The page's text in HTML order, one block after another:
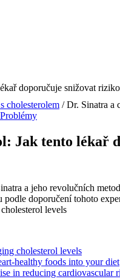
cholesterolem / Dr. Sinatra a
Jak tento lékař
a jeho revolučních
doporučení tohoto
cholesterol levels
healthy foods into your diet
in reducing cardiovascular